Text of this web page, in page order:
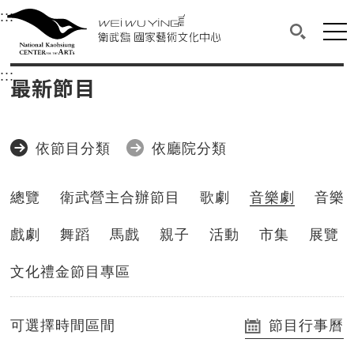
衛武營國家藝術文化中心
中央內容區塊，為本頁主要內容區。
:::選單連結區塊，此區塊列有本網站主要連結。
衛武營國家藝術文化中心
搜尋(開
網
:::中央內容區塊，為本頁主要內容區。
最新節目
依節目分類
總覽 衛武營主合辦節目 歌劇 音樂劇 音樂
戲劇 舞蹈 馬戲 親子 活動 市集 展覽
文化禮金節目專區
依廳院分類
可選擇時間區間 節目行事曆